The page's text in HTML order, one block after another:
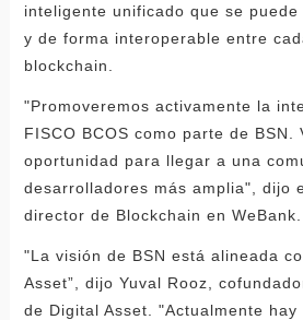
inteligente unificado que se
y de forma interoperable entre
blockchain.
"Promoveremos activamente la
FISCO BCOS como parte de BSN.
oportunidad para llegar a una
desarrolladores más amplia", dijo
director de Blockchain en WeBank.
"La visión de BSN está alineada
Asset”, dijo Yuval Rooz,
de Digital Asset. "Actualmente hay